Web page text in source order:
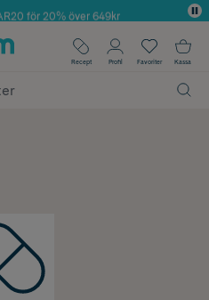
för 20% över 649kr
frakt
alla köp*
Recept Profil Favoriter Kassa